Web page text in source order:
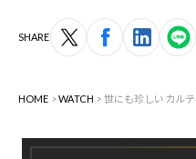
SHARE
HOME WATCH 世にも珍しいカル